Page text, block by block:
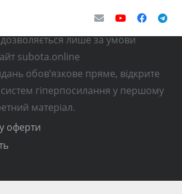
з інтернет-видання
лише за умови
subota.online
обов’язкове пряме, відкрите
гіперпосилання у першому
матеріал.
оферти